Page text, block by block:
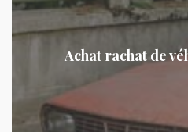
Achat rachat de